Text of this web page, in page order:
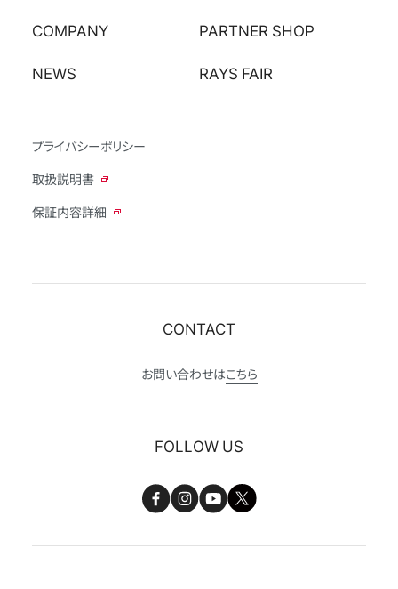
COMPANY PARTNER SHOP
NEWS RAYS FAIR
プライバシーポリシー
取扱説明書
保証内容詳細
CONTACT
お問い合わせはこちら
FOLLOW US